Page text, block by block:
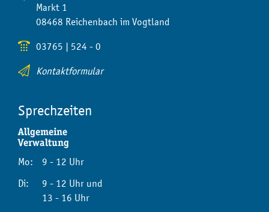
Markt 1
08468 Reichenbach im Vogtland
03765 | 524 - 0
Kontaktformular
Sprechzeiten
Allgemeine
Verwaltung
Mo:
9 - 12 Uhr
Di:
9 - 12 Uhr und
13 - 16 Uhr